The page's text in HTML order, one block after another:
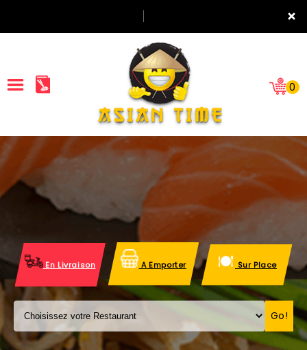
×
ACCUEIL
LA CARTE
VOS AVIS
MENTIONS LÉGALES
C.G.V
0
En Livraison A Emporter Sur Place
Go!